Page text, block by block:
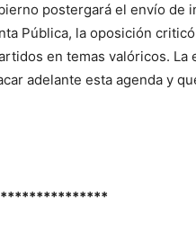
postergará el envío de
Pública, la oposición
en temas valóricos. La
adelante esta agenda y